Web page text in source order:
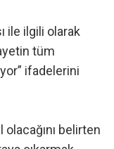
ile ilgili olarak
tüm
ifadelerini
belirten